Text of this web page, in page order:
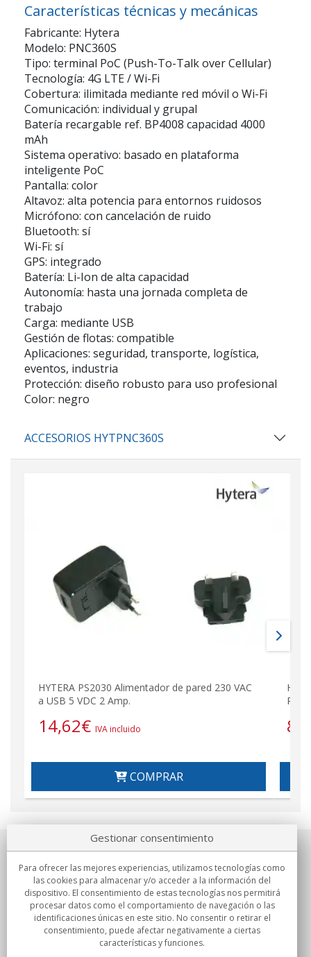
Características técnicas y mecánicas
Fabricante: Hytera
Modelo: PNC360S
Tipo: terminal PoC (Push-To-Talk over Cellular)
Tecnología: 4G LTE / Wi-Fi
Cobertura: ilimitada mediante red móvil o Wi-Fi
Comunicación: individual y grupal
Batería recargable ref. BP4008 capacidad 4000
mAh
Sistema operativo: basado en plataforma
inteligente PoC
Pantalla: color
Altavoz: alta potencia para entornos ruidosos
Micrófono: con cancelación de ruido
Bluetooth: sí
Wi-Fi: sí
GPS: integrado
Batería: Li-Ion de alta capacidad
Autonomía: hasta una jornada completa de
trabajo
Carga: mediante USB
Gestión de flotas: compatible
Aplicaciones: seguridad, transporte, logística,
eventos, industria
Protección: diseño robusto para uso profesional
Color: negro
ACCESORIOS HYTPNC360S
HYTERA PS2030 Alimentador de pared 230 VAC
a USB 5 VDC 2 Amp.
14,62€ IVA incluido
COMPRAR
Sobre nosotros
Compromisos
Compras
Gestionar consentimiento
Para ofrecer las mejores experiencias, utilizamos tecnologías como
las cookies para almacenar y/o acceder a la información del
dispositivo. El consentimiento de estas tecnologías nos permitirá
procesar datos como el comportamiento de navegación o las
identificaciones únicas en este sitio. No consentir o retirar el
consentimiento, puede afectar negativamente a ciertas
características y funciones.